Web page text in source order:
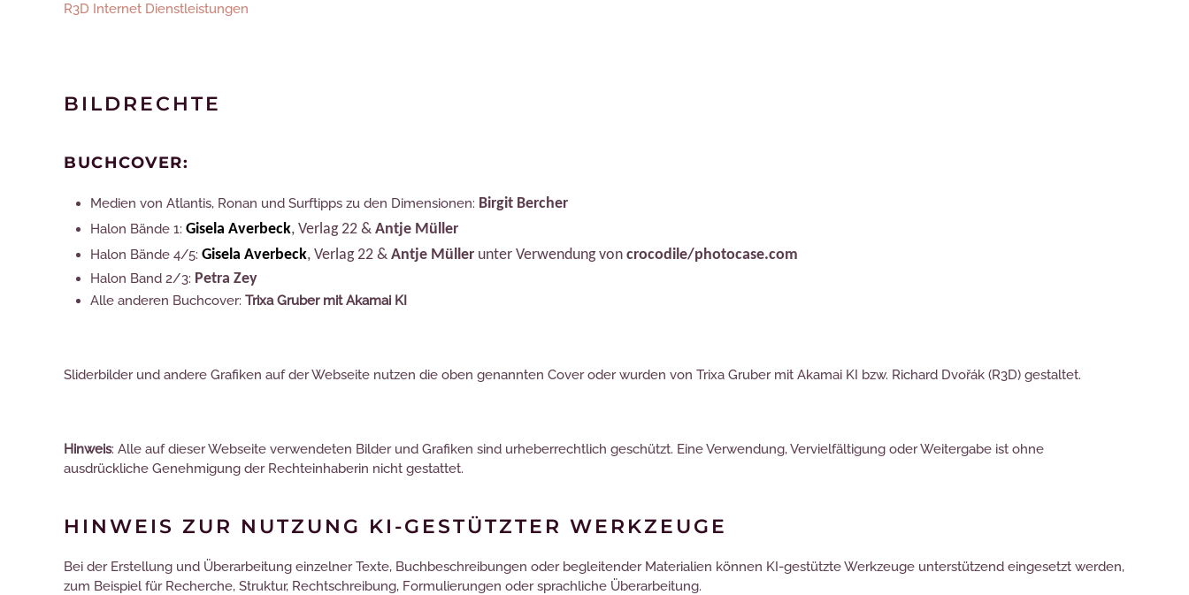
R3D Internet Dienstleistungen
BILDRECHTE
BUCHCOVER:
Medien von Atlantis, Ronan und Surftipps zu den Dimensionen: Birgit Bercher
Halon Bände 1: Gisela Averbeck, Verlag 22 & Antje Müller
Halon Bände 4/5: Gisela Averbeck, Verlag 22 & Antje Müller unter Verwendung von crocodile/photocase.com
Halon Band 2/3: Petra Zey
Alle anderen Buchcover: Trixa Gruber mit Akamai KI
Sliderbilder und andere Grafiken auf der Webseite nutzen die oben genannten Cover oder wurden von Trixa Gruber mit Akamai KI bzw. Richard Dvořák (R3D) gestaltet.
Hinweis: Alle auf dieser Webseite verwendeten Bilder und Grafiken sind urheberrechtlich geschützt. Eine Verwendung, Vervielfältigung oder Weitergabe ist ohne
ausdrückliche Genehmigung der Rechteinhaberin nicht gestattet.
HINWEIS ZUR NUTZUNG KI-GESTÜTZTER WERKZEUGE
Bei der Erstellung und Überarbeitung einzelner Texte, Buchbeschreibungen oder begleitender Materialien können KI-gestützte Werkzeuge unterstützend eingesetzt werden,
zum Beispiel für Recherche, Struktur, Rechtschreibung, Formulierungen oder sprachliche Überarbeitung.